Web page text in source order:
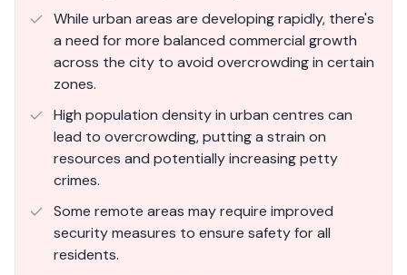
While urban areas are developing rapidly, there's
a need for more balanced commercial growth
across the city to avoid overcrowding in certain
zones.
High population density in urban centres can
lead to overcrowding, putting a strain on
resources and potentially increasing petty
crimes.
Some remote areas may require improved
security measures to ensure safety for all
residents.